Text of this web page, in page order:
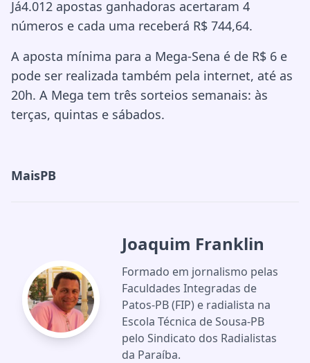
Já4.012 apostas ganhadoras acertaram 4
números e cada uma receberá R$ 744,64.
A aposta mínima para a Mega-Sena é de R$ 6 e
pode ser realizada também pela internet, até as
20h. A Mega tem três sorteios semanais: às
terças, quintas e sábados.
MaisPB
Joaquim Franklin
Formado em jornalismo pelas
Faculdades Integradas de
Patos-PB (FIP) e radialista na
Escola Técnica de Sousa-PB
pelo Sindicato dos Radialistas
da Paraíba.